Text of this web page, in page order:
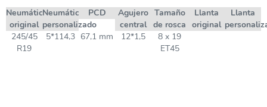
Neumático
original
Neumático
personalizado
PCD
Agujero
central
Tamaño
de rosca
Llanta
original
Llanta
245/45
R19
5*114,3 67,1 mm 12*1,5
8 x 19
ET45